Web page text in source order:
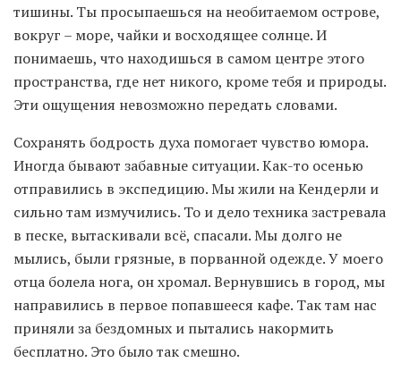
тишины. Ты просыпаешься на необитаемом острове,
вокруг – море, чайки и восходящее солнце. И
понимаешь, что находишься в самом центре этого
пространства, где нет никого, кроме тебя и природы.
Эти ощущения невозможно передать словами.
Сохранять бодрость духа помогает чувство юмора.
Иногда бывают забавные ситуации. Как-то осенью
отправились в экспедицию. Мы жили на Кендерли и
сильно там измучились. То и дело техника застревала
в песке, вытаскивали всё, спасали. Мы долго не
мылись, были грязные, в порванной одежде. У моего
отца болела нога, он хромал. Вернувшись в город, мы
направились в первое попавшееся кафе. Так там нас
приняли за бездомных и пытались накормить
бесплатно. Это было так смешно.